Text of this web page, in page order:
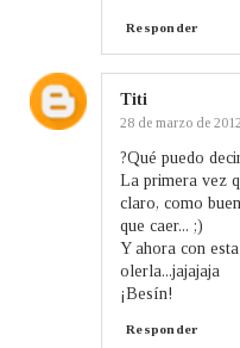
Responder
Titi
28 de marzo de
?Qué puedo
La primera vez
claro, como
que caer... ;)
Y ahora con
olerla...jajajaja
¡Besín!
Responder